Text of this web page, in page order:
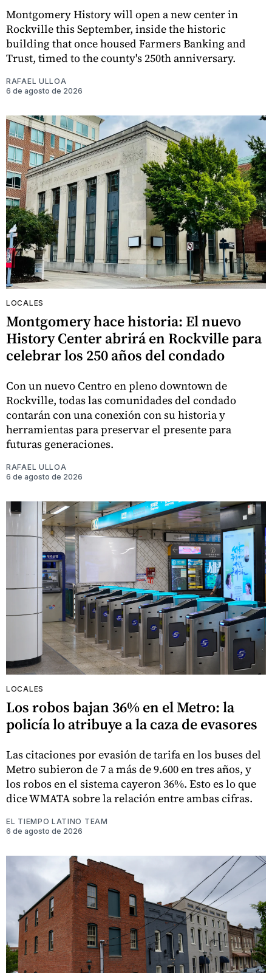
Montgomery History will open a new center in
Rockville this September, inside the historic
building that once housed Farmers Banking and
Trust, timed to the county's 250th anniversary.
RAFAEL ULLOA
6 de agosto de 2026
LOCALES
Montgomery hace historia: El nuevo
History Center abrirá en Rockville para
celebrar los 250 años del condado
Con un nuevo Centro en pleno downtown de
Rockville, todas las comunidades del condado
contarán con una conexión con su historia y
herramientas para preservar el presente para
futuras generaciones.
RAFAEL ULLOA
6 de agosto de 2026
LOCALES
Los robos bajan 36% en el Metro: la
policía lo atribuye a la caza de evasores
Las citaciones por evasión de tarifa en los buses del
Metro subieron de 7 a más de 9.600 en tres años, y
los robos en el sistema cayeron 36%. Esto es lo que
dice WMATA sobre la relación entre ambas cifras.
EL TIEMPO LATINO TEAM
6 de agosto de 2026